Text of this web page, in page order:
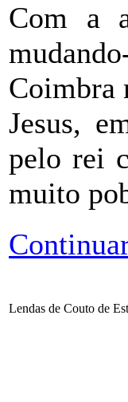
Com a
Coimbra
Jesus,
pelo rei
muito
Lendas de Couto de